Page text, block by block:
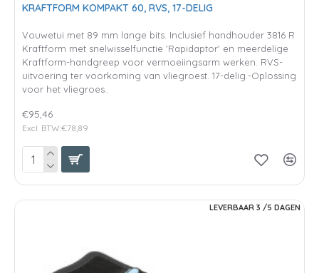
KRAFTFORM KOMPAKT 60, RVS, 17-DELIG
Vouwetui met 89 mm lange bits. Inclusief handhouder 3816 R
Kraftform met snelwisselfunctie 'Rapidaptor' en meerdelige
Kraftform-handgreep voor vermoeiingsarm werken. RVS-
uitvoering ter voorkoming van vliegroest. 17-delig.-Oplossing
voor het vliegroes..
€95,46
Excl. BTW:€78,89
LEVERBAAR 3 /5 DAGEN